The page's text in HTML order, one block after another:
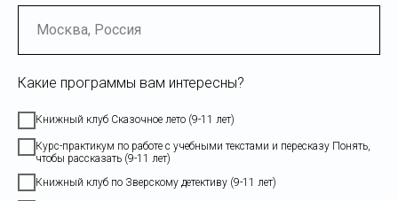
Какие программы вам интересны?
Книжный клуб Сказочное лето (9-11 лет)
Курс-практикум по работе с учебными текстами и пересказу Понять,
чтобы рассказать (9-11 лет)
Книжный клуб по Зверскому детективу (9-11 лет)